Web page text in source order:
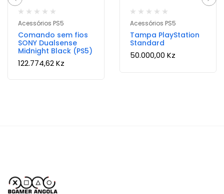
Acessórios PS5
Comando sem fios
SONY Dualsense
Midnight Black (PS5)
122.774,62Kz
Acessórios PS5
Tampa PlayStation
Standard
50.000,00 Kz